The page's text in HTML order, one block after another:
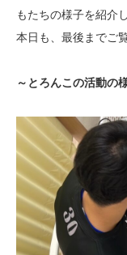
もたちの様子を紹介
本日も、最後までご
～とろんこの活動の